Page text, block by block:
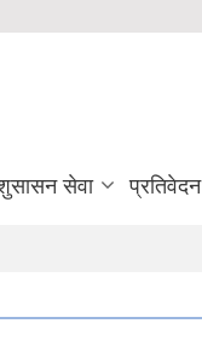
सेवा प्रतिवेदन